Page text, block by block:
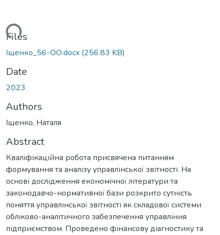
Files
Іщенко_56-ОО.docx (256.83 KB)
Date
2023
Authors
Іщенко, Наталя
Abstract
Кваліфікаційна робота присвячена питанням
формування та аналізу управлінської звітності. На
основі дослідження економічної літератури та
законодавчо-нормативної бази розкрито сутність
поняття управлінської звітності як складової системи
обліково-аналітичного забезпечення управління
підприємством. Проведено фінансову діагностику та